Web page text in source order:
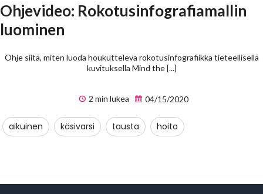
Ohjevideo: Rokotusinfografiamallin
luominen
Ohje siitä, miten luoda houkutteleva rokotusinfografiikka tieteellisellä
kuvituksella Mind the [...]
2 min lukea 04/15/2020
aikuinen käsivarsi tausta hoito